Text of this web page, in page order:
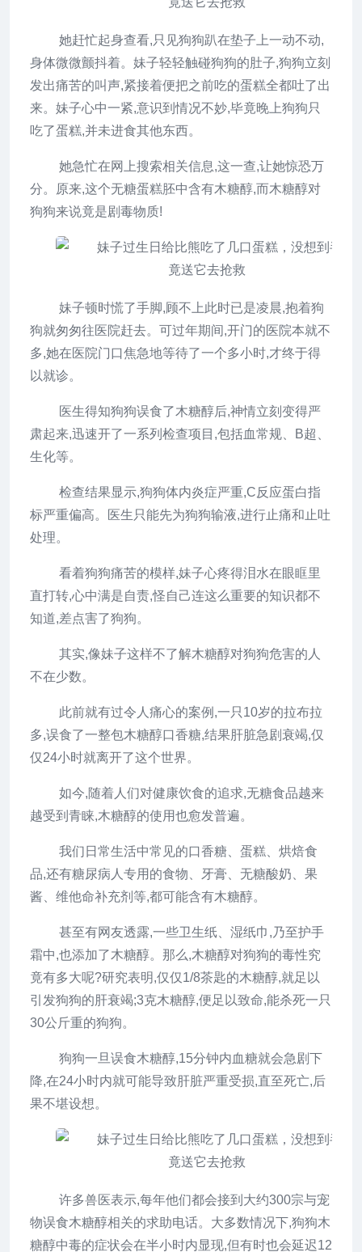
她赶忙起身查看,只见狗狗趴在垫子上一动不动,
身体微微颤抖着。妹子轻轻触碰狗狗的肚子,狗狗立刻
发出痛苦的叫声,紧接着便把之前吃的蛋糕全都吐了出
来。妹子心中一紧,意识到情况不妙,毕竟晚上狗狗只
吃了蛋糕,并未进食其他东西。
她急忙在网上搜索相关信息,这一查,让她惊恐万
分。原来,这个无糖蛋糕胚中含有木糖醇,而木糖醇对
狗狗来说竟是剧毒物质!
妹子顿时慌了手脚,顾不上此时已是凌晨,抱着狗
狗就匆匆往医院赶去。可过年期间,开门的医院本就不
多,她在医院门口焦急地等待了一个多小时,才终于得
以就诊。
医生得知狗狗误食了木糖醇后,神情立刻变得严
肃起来,迅速开了一系列检查项目,包括血常规、B超、
生化等。
检查结果显示,狗狗体内炎症严重,C反应蛋白指
标严重偏高。医生只能先为狗狗输液,进行止痛和止吐
处理。
看着狗狗痛苦的模样,妹子心疼得泪水在眼眶里
直打转,心中满是自责,怪自己连这么重要的知识都不
知道,差点害了狗狗。
其实,像妹子这样不了解木糖醇对狗狗危害的人
不在少数。
此前就有过令人痛心的案例,一只10岁的拉布拉
多,误食了一整包木糖醇口香糖,结果肝脏急剧衰竭,仅
仅24小时就离开了这个世界。
如今,随着人们对健康饮食的追求,无糖食品越来
越受到青睐,木糖醇的使用也愈发普遍。
我们日常生活中常见的口香糖、蛋糕、烘焙食
品,还有糖尿病人专用的食物、牙膏、无糖酸奶、果
酱、维他命补充剂等,都可能含有木糖醇。
甚至有网友透露,一些卫生纸、湿纸巾,乃至护手
霜中,也添加了木糖醇。那么,木糖醇对狗狗的毒性究
竟有多大呢?研究表明,仅仅1/8茶匙的木糖醇,就足以
引发狗狗的肝衰竭;3克木糖醇,便足以致命,能杀死一只
30公斤重的狗狗。
狗狗一旦误食木糖醇,15分钟内血糖就会急剧下
降,在24小时内就可能导致肝脏严重受损,直至死亡,后
果不堪设想。
许多兽医表示,每年他们都会接到大约300宗与宠
物误食木糖醇相关的求助电话。大多数情况下,狗狗木
糖醇中毒的症状会在半小时内显现,但有时也会延迟12